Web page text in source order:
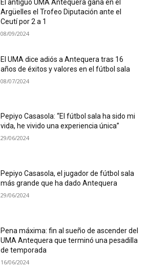
El antiguo UMA Antequera gana en el
Argüelles el Trofeo Diputación ante el
Ceutí por 2 a 1
08/09/2024
El UMA dice adiós a Antequera tras 16
años de éxitos y valores en el fútbol sala
08/07/2024
Pepiyo Casasola: “El fútbol sala ha sido mi
vida, he vivido una experiencia única”
29/06/2024
Pepiyo Casasola, el jugador de fútbol sala
más grande que ha dado Antequera
29/06/2024
Pena máxima: fin al sueño de ascender del
UMA Antequera que terminó una pesadilla
de temporada
16/06/2024